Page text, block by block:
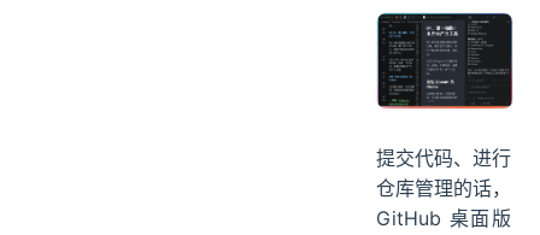
提交代码、进行
仓库管理的话，
GitHub 桌面版